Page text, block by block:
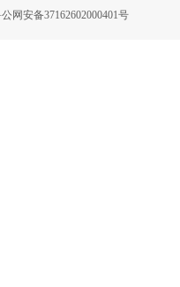
网安备37162602000401号